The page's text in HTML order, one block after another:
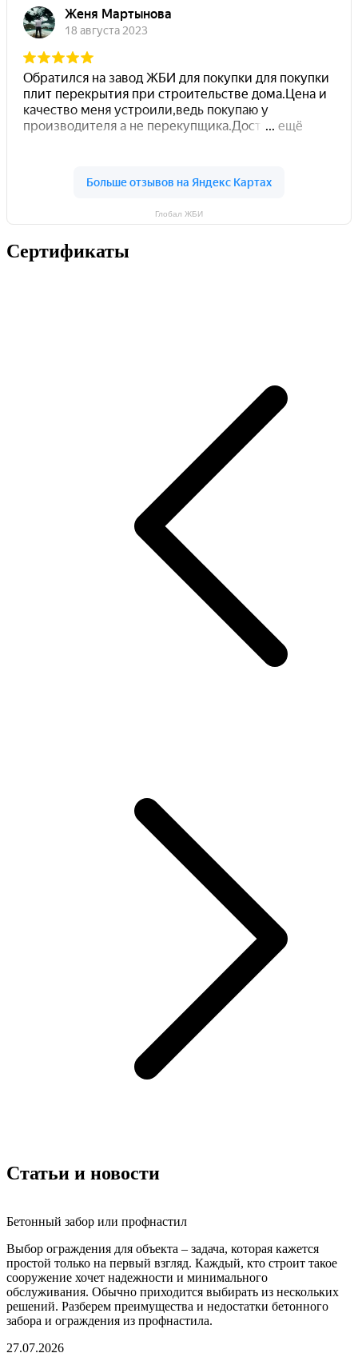
Глобал ЖБИ
Сертификаты
Статьи и новости
Бетонный забор или профнастил
Выбор ограждения для объекта – задача, которая кажется
простой только на первый взгляд. Каждый, кто строит такое
сооружение хочет надежности и минимального
обслуживания. Обычно приходится выбирать из нескольких
решений. Разберем преимущества и недостатки бетонного
забора и ограждения из профнастила.
27.07.2026